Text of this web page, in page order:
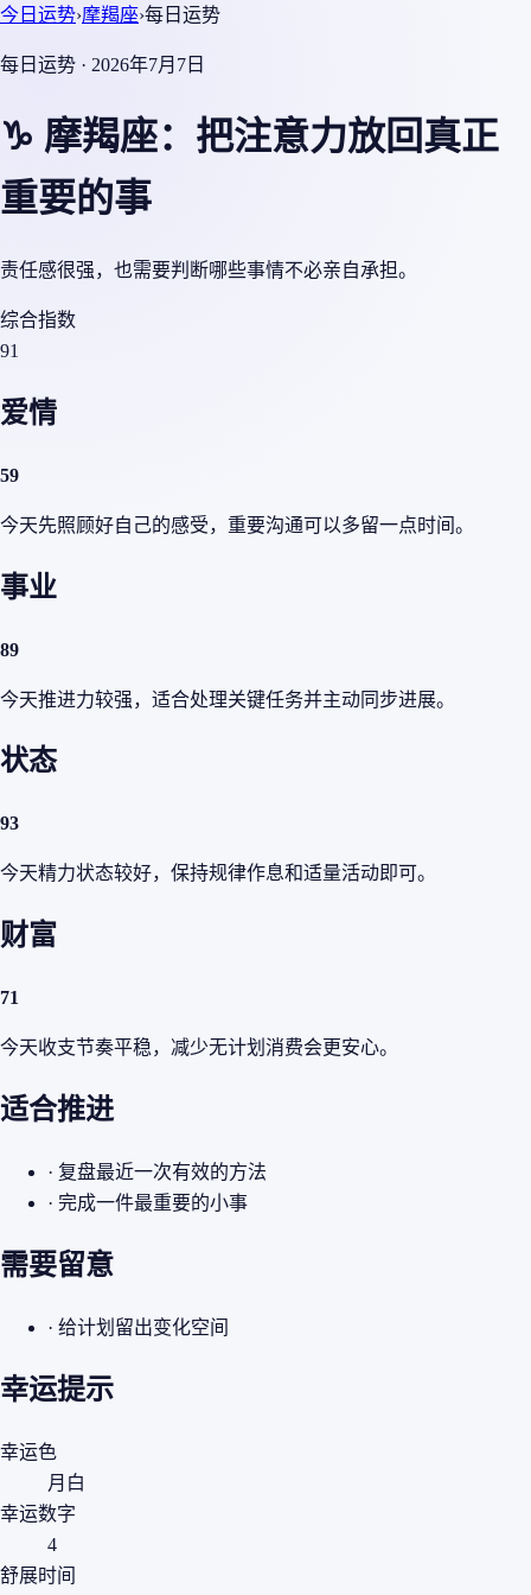
今日运势›摩羯座›每日运势
每日运势 · 2026年7月7日
♑ 摩羯座：把注意力放回真正
重要的事
责任感很强，也需要判断哪些事情不必亲自承担。
综合指数
91
爱情
59
今天先照顾好自己的感受，重要沟通可以多留一点时间。
事业
89
今天推进力较强，适合处理关键任务并主动同步进展。
状态
93
今天精力状态较好，保持规律作息和适量活动即可。
财富
71
今天收支节奏平稳，减少无计划消费会更安心。
适合推进
· 复盘最近一次有效的方法
· 完成一件最重要的小事
需要留意
· 给计划留出变化空间
幸运提示
幸运色
月白
幸运数字
4
舒展时间